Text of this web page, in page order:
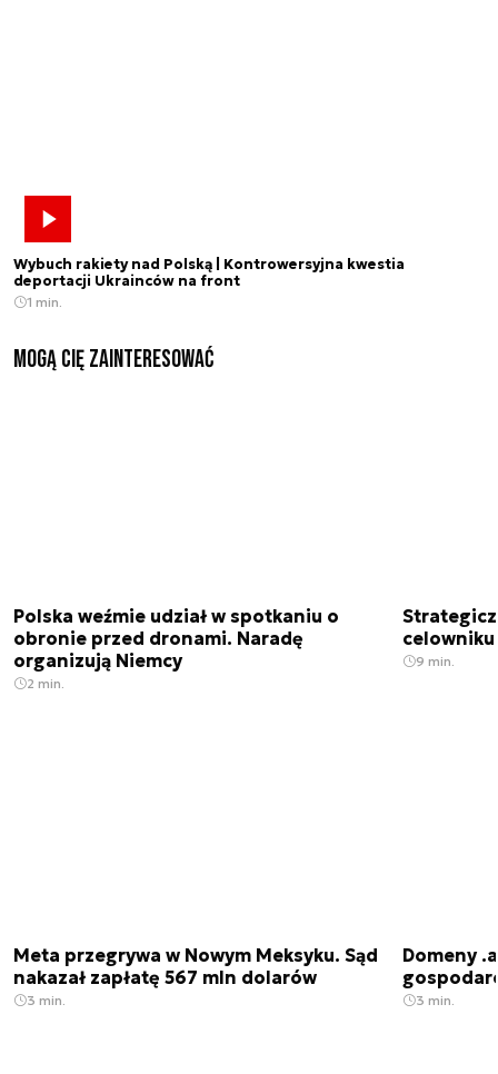
Wybuch rakiety nad Polską | Kontrowersyjna kwestia
deportacji Ukrainców na front
1 min.
Mogą Cię zainteresować
Polska weźmie udział w spotkaniu o
obronie przed dronami. Naradę
organizują Niemcy
2 min.
9 min.
Meta przegrywa w Nowym Meksyku. Sąd
nakazał zapłatę 567 mln dolarów
3 min.
Domeny
3 min.